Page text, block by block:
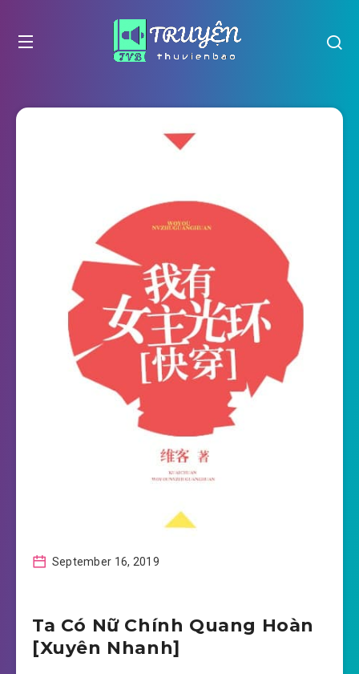
September 16, 2019
Ta Có Nữ Chính Quang Hoàn
[Xuyên Nhanh]